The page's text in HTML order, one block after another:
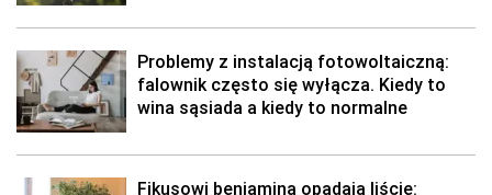
Problemy z instalacją fotowoltaiczną:
falownik często się wyłącza. Kiedy to
wina sąsiada a kiedy to normalne
Fikusowi benjamina opadają liście: